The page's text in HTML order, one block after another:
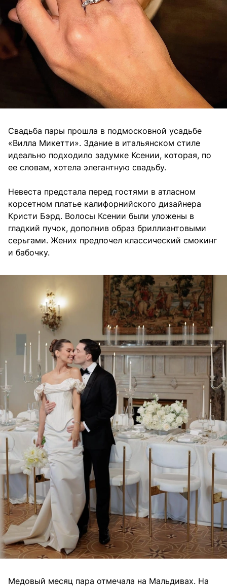
Свадьба пары прошла в подмосковной усадьбе
«Вилла Микетти». Здание в итальянском стиле
идеально подходило задумке Ксении, которая, по
ее словам, хотела элегантную свадьбу.
Невеста предстала перед гостями в атласном
корсетном платье калифорнийского дизайнера
Кристи Бэрд. Волосы Ксении были уложены в
гладкий пучок, дополнив образ бриллиантовыми
серьгами. Жених предпочел классический смокинг
и бабочку.
Медовый месяц пара отмечала на Мальдивах. На